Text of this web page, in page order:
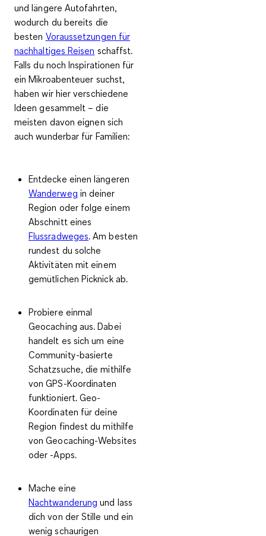
und längere Autofahrten,
wodurch du bereits die
besten Voraussetzungen für
nachhaltiges Reisen schaffst.
Falls du noch Inspirationen für
ein Mikroabenteuer suchst,
haben wir hier verschiedene
Ideen gesammelt – die
meisten davon eignen sich
auch wunderbar für Familien:
Entdecke einen längeren
Wanderweg in deiner
Region oder folge einem
Abschnitt eines
Flussradweges. Am besten
rundest du solche
Aktivitäten mit einem
gemütlichen Picknick ab.
Probiere einmal
Geocaching aus. Dabei
handelt es sich um eine
Community-basierte
Schatzsuche, die mithilfe
von GPS-Koordinaten
funktioniert. Geo-
Koordinaten für deine
Region findest du mithilfe
von Geocaching-Websites
oder -Apps.
Mache eine
Nachtwanderung und lass
dich von der Stille und ein
wenig schaurigen